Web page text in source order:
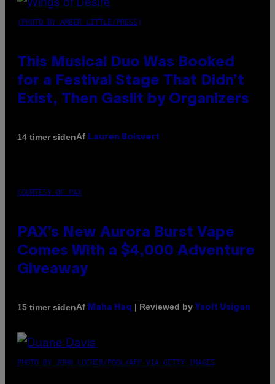
(PHOTO BY AMBER LITTLE/PRESS)
This Musical Duo Was Booked
for a Festival Stage That Didn’t
Exist, Then Gaslit by Organizers
14 timer sidenAf Lauren Boisvert
COURTESY OF PAX
PAX’s New Aurora Burst Vape
Comes With a $4,000 Adventure
Giveaway
15 timer sidenAf Maha Haq | Reviewed by Ysolt Usigan
PHOTO BY JOHN LOCHER/POOL/AFP VIA GETTY IMAGES